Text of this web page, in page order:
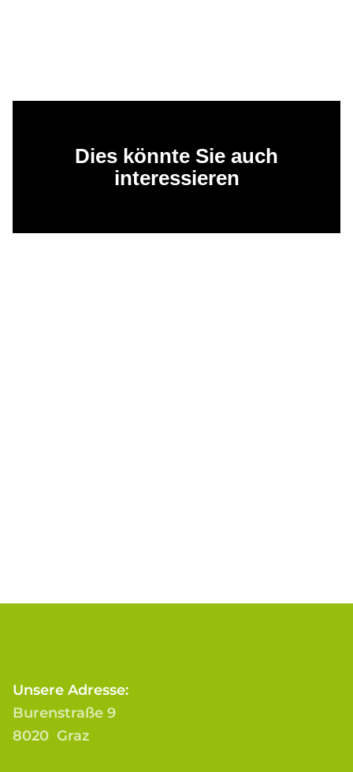
Dies könnte Sie auch
interessieren
Unsere Adresse:
Burenstraße 9
8020 Graz